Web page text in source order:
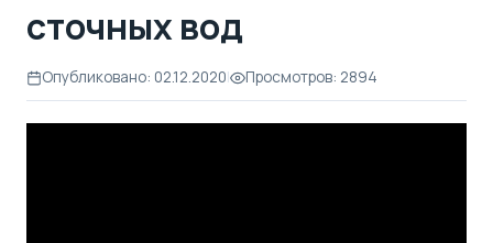
сточных вод
Опубликовано: 02.12.2020| Просмотров: 2894